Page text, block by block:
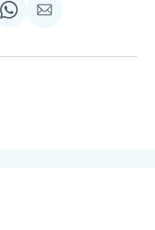
Sharepodijeli